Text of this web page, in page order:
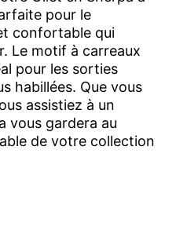
pour le
confortable qui
Le motif à carreaux
pour les sorties
habillées. Que vous
assistiez à un
vous gardera au
de votre collection